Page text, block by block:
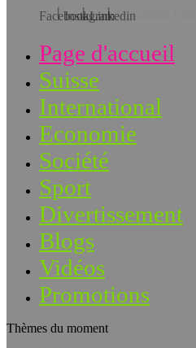
Téléchargez l’app!
Page d'accueil
Suisse
International
Economie
Société
Sport
Divertissement
Blogs
Vidéos
Promotions
Thèmes du moment